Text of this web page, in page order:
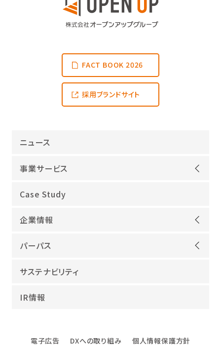
FACT BOOK 2026
採用ブランドサイト
ニュース
事業サービス
オープンアップグループが選ばれる理由
ITインフラ
IT開発
海外領域
教育・人材紹介
Case Study
企業情報
ごあいさつ
沿革
役員紹介
パーパス
当社グループのパーパス
幸せな仕事総合研究所
エンジニアインタビュー
サステナビリティ
IR情報
電子広告 DXへの取り組み 個人情報保護方針